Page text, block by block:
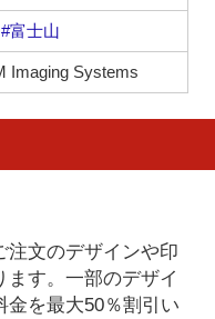
#富士山
Imaging Systems
注文のデザインや印
ます。一部のデザイ
金を最大50％割引い